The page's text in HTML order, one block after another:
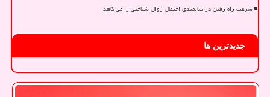
سرعت راه رفتن در سالمندی احتمال زوال شناختی را می کاهد
جدیدترین ها